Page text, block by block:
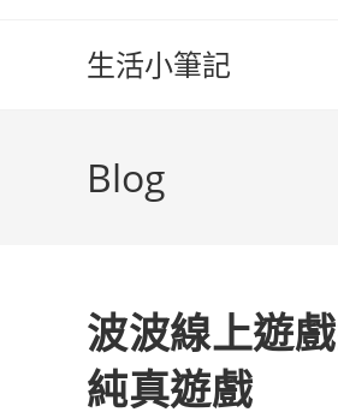
生活小筆記
Blog
波波線上遊
純真遊戲